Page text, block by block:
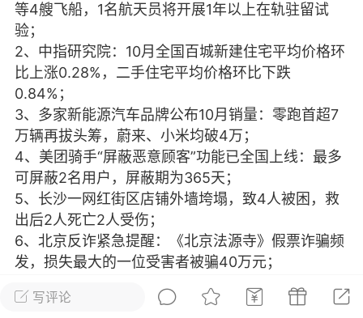
每次200金币 点击购买
师 小熊水光
爆汗熊
脂
卡卡动能素
皇斯普拉雅
建术
爆款平台 Lv.8 靓号
加盟商
26 23:18
电脑端 美业资讯
闪充小白罐
本/双效闪充，养出紧致小白脸！一、项
充小白罐 = 闪充大白肌（仪器）× 草本
产品）×极光嫩肤啫喱（产品）这是一套
护...写评论
等4艘飞船，1名航天员将开展1年以上在轨驻留试
验；
2、中指研究院：10月全国百城新建住宅平均价格环
比上涨0.28%，二手住宅平均价格环比下跌
0.84%；
3、多家新能源汽车品牌公布10月销量：零跑首超7
万辆再拔头筹，蔚来、小米均破4万；
4、美团骑手“屏蔽恶意顾客”功能已全国上线：最多
可屏蔽2名用户，屏蔽期为365天；
5、长沙一网红街区店铺外墙垮塌，致4人被困，救
出后2人死亡2人受伤；
6、北京反诈紧急提醒：《北京法源寺》假票诈骗频
发，损失最大的一位受害者被骗40万元；
7、全红婵全运会报项确定：缺席十五运会单人项
目，将出战团体与双人项目；